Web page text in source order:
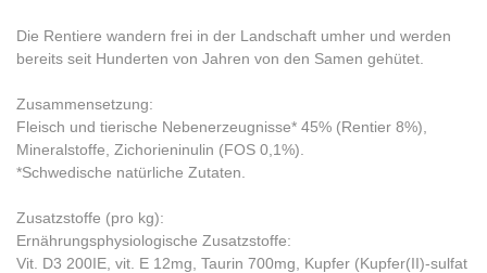
Die Rentiere wandern frei in der Landschaft umher und werden
bereits seit Hunderten von Jahren von den Samen gehütet.
Zusammensetzung:
Fleisch und tierische Nebenerzeugnisse* 45% (Rentier 8%),
Mineralstoffe, Zichorieninulin (FOS 0,1%).
*Schwedische natürliche Zutaten.
Zusatzstoffe (pro kg):
Ernährungsphysiologische Zusatzstoffe:
Vit. D3 200IE, vit. E 12mg, Taurin 700mg, Kupfer (Kupfer(II)-sulfat